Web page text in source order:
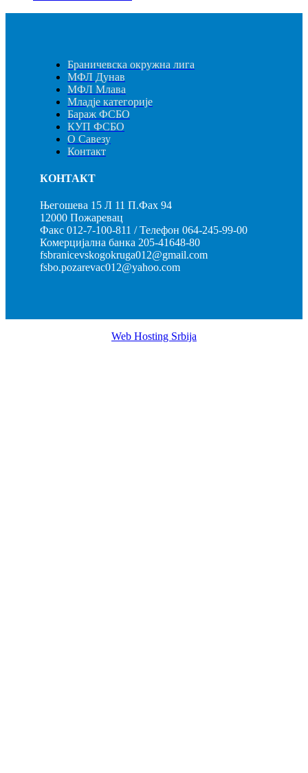
Браничевска окружна лига
МФЛ Дунав
МФЛ Млава
Младје категорије
Бараж ФСБО
КУП ФСБО
О Савезу
Контакт
КОНТАКТ
Његошева 15 Л 11 П.Фах 94
12000 Пожаревац
Факс 012-7-100-811 / Телефон 064-245-99-00
Комерцијална банка 205-41648-80
fsbranicevskogokruga012@gmail.com
fsbo.pozarevac012@yahoo.com
Web Hosting Srbija